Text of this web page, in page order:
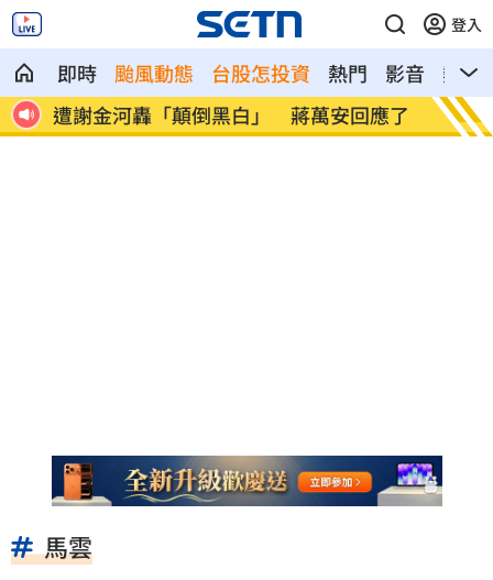
登入
即時 颱風動態 台股怎投資 熱門 影音
熱搜
了
撞臉大咖韓星！《陽光》導演簽下台大正
妹
台大
了
馬雲